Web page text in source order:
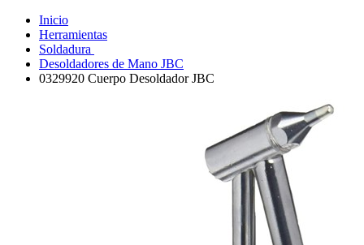
Inicio
Herramientas
Soldadura
Desoldadores de Mano JBC
0329920 Cuerpo Desoldador JBC